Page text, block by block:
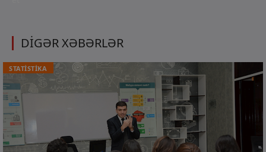
DİGƏR XƏBƏRLƏR
STATİSTİKA